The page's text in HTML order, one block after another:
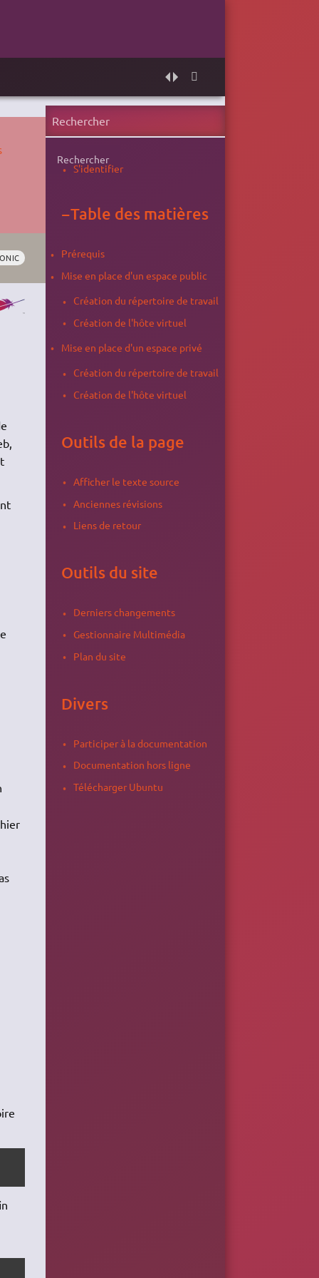
Rechercher
S'identifier
−Table des matières
Prérequis
Mise en place d'un espace public
Création du répertoire de travail
Création de l'hôte virtuel
Mise en place d'un espace privé
Création du répertoire de travail
Création de l'hôte virtuel
Outils de la page
Afficher le texte source
Anciennes révisions
Liens de retour
Outils du site
Derniers changements
Gestionnaire Multimédia
Plan du site
Divers
Participer à la documentation
Documentation hors ligne
Télécharger Ubuntu